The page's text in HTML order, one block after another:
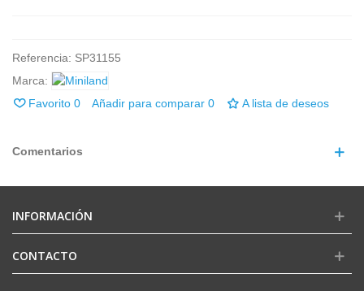
Referencia: SP31155
Marca:
Favorito 0 Añadir para comparar 0 A lista de deseos
Comentarios
INFORMACIÓN
CONTACTO